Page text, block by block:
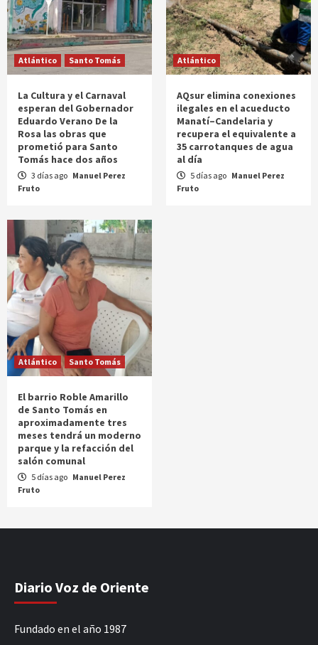
Atlántico Santo Tomás
La Cultura y el Carnaval
esperan del Gobernador
Eduardo Verano De la
Rosa las obras que
prometió para Santo
Tomás hace dos años
3 días ago Manuel Perez
Fruto
Atlántico
AQsur elimina conexiones
ilegales en el acueducto
Manatí–Candelaria y
recupera el equivalente a
35 carrotanques de agua
al día
5 días ago Manuel Perez
Fruto
Atlántico Santo Tomás
El barrio Roble Amarillo
de Santo Tomás en
aproximadamente tres
meses tendrá un moderno
parque y la refacción del
salón comunal
5 días ago Manuel Perez
Fruto
Diario Voz de Oriente
Fundado en el año 1987